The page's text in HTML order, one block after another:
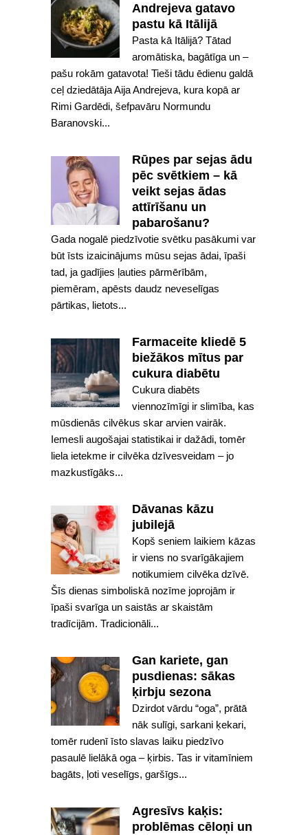
Andrejeva gatavo
pastu kā Itālijā
Pasta kā Itālijā? Tātad
aromātiska, bagātīga un –
pašu rokām gatavota! Tieši tādu ēdienu galdā
ceļ dziedātāja Aija Andrejeva, kura kopā ar
Rimi Gardēdi, šefpavāru Normundu
Baranovski...
Rūpes par sejas ādu
pēc svētkiem – kā
veikt sejas ādas
attīrīšanu un
pabarošanu?
Gada nogalē piedzīvotie svētku pasākumi var
būt īsts izaicinājums mūsu sejas ādai, īpaši
tad, ja gadījies ļauties pārmērībām,
piemēram, apēsts daudz neveselīgas
pārtikas, lietots...
Farmaceite kliedē 5
biežākos mītus par
cukura diabētu
Cukura diabēts
viennozīmīgi ir slimība, kas
mūsdienās cilvēkus skar arvien vairāk.
Iemesli augošajai statistikai ir dažādi, tomēr
liela ietekme ir cilvēka dzīvesveidam – jo
mazkustīgāks...
Dāvanas kāzu
jubilejā
Kopš seniem laikiem kāzas
ir viens no svarīgākajiem
notikumiem cilvēka dzīvē.
Šīs dienas simboliskā nozīme joprojām ir
īpaši svarīga un saistās ar skaistām
tradīcijām. Tradicionāli...
Gan kariete, gan
pusdienas: sākas
ķirbju sezona
Dzirdot vārdu “oga”, prātā
nāk sulīgi, sarkani ķekari,
tomēr rudenī īsto slavas laiku piedzīvo
pasaulē lielākā oga – ķirbis. Tas ir vitamīniem
bagāts, ļoti veselīgs, garšīgs...
Agresīvs kaķis:
problēmas cēloņi un